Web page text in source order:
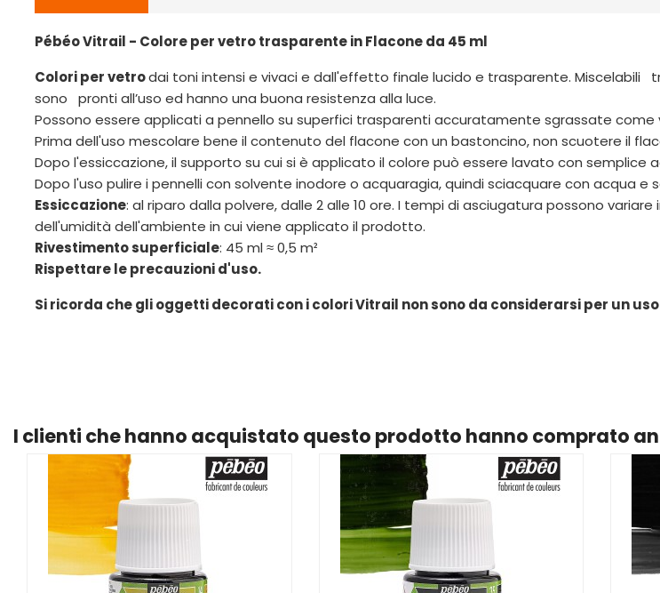
Pébéo Vitrail - Colore per vetro trasparente in Flacone da 45 ml
Colori per vetrodai toni intensi e vivaci e dall'effetto finale lucido e trasparente. Miscelabili
sono pronti all’uso ed hanno una buona resistenza alla luce.
Possono essere applicati a pennello su superfici trasparenti accuratamente sgrassate come
Prima dell'uso mescolare bene il contenuto del flacone con un bastoncino, non scuotere il
Dopo l'essiccazione, il supporto su cui si è applicato il colore può essere lavato con
Dopo l'uso pulire i pennelli con solvente inodore o acquaragia, quindi sciacquare con acqua e
Essiccazione: al riparo dalla polvere, dalle 2 alle 10 ore. I tempi di asciugatura possono
dell'umidità dell'ambiente in cui viene applicato il prodotto.
Rivestimento superficiale: 45 ml ≈ 0,5 m²
Rispettare le precauzioni d'uso.
Si ricorda che gli oggetti decorati con i colori Vitrail non sono da considerarsi per un
I clienti che hanno acquistato questo prodotto hanno comprato